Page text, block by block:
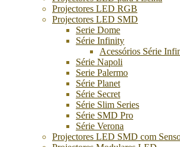
Projectores LED RGB
Projectores LED SMD
Serie Dome
Série Infinity
Acessórios Série
Série Napoli
Serie Palermo
Série Planet
Série Secret
Série Slim Series
Série SMD Pro
Série Verona
Projectores LED SMD com